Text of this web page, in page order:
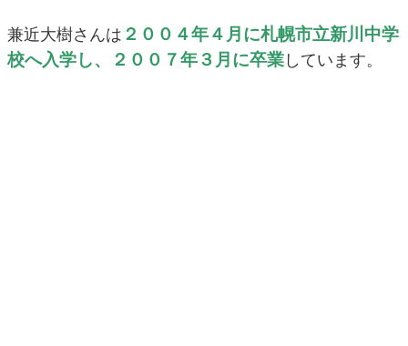
兼近大樹さんは ２００４年４月に札幌市立新川中学
校へ入学し、２００７年３月に卒業 しています。